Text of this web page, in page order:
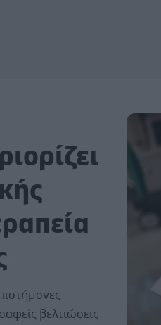
βελτιώσεις